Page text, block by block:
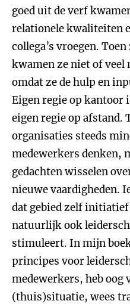
goed uit de verf
relationele kwaliteiten
collega’s vroegen.
kwamen ze niet of
omdat ze de hulp en
Eigen regie op kantoor
eigen regie op
organisaties steeds
medewerkers denken,
gedachten wisselen
nieuwe vaardigheden.
dat gebied zelf
natuurlijk ook
stimuleert. In mijn
principes voor
medewerkers, heb oog
(thuis)situatie, wees